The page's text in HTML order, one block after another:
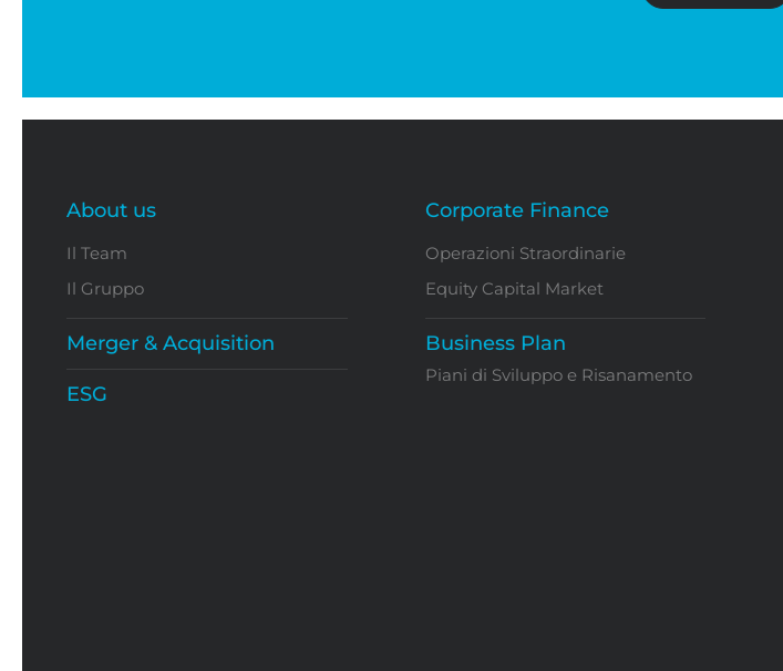
About us
Il Team
Il Gruppo
Merger & Acquisition
ESG
Corporate Finance
Operazioni Straordinarie
Equity Capital Market
Business Plan
Piani di Sviluppo e Risanamento